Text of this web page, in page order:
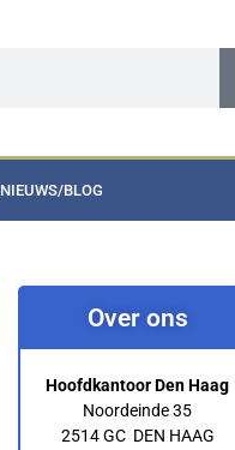
NIEUWS/BLOG
Over ons
Hoofdkantoor Den Haag
Noordeinde 35
2514 GC DEN HAAG